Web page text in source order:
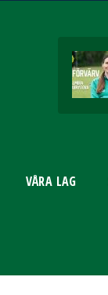
VÅRA LAG